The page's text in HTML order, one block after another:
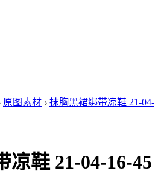
原图素材 › 抹胸黑裙绑带凉鞋 21-04-
凉鞋 21-04-16-45